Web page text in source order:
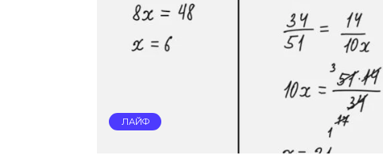
ЛАЙФ